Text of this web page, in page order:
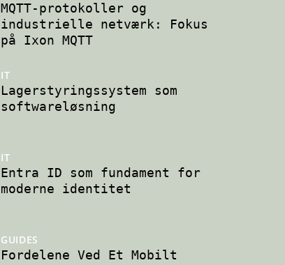
MQTT-protokoller og
industrielle netværk: Fokus
på Ixon MQTT
IT
Lagerstyringssystem som
softwareløsning
IT
Entra ID som fundament for
moderne identitet
GUIDES
Fordelene Ved Et Mobilt